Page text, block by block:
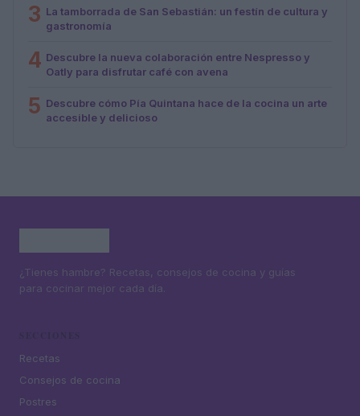
3 La tamborrada de San Sebastián: un festín de cultura y
gastronomía
4 Descubre la nueva colaboración entre Nespresso y
Oatly para disfrutar café con avena
5 Descubre cómo Pía Quintana hace de la cocina un arte
accesible y delicioso
¿Tienes hambre? Recetas, consejos de cocina y guías
para cocinar mejor cada día.
Recetas
Consejos de cocina
Postres